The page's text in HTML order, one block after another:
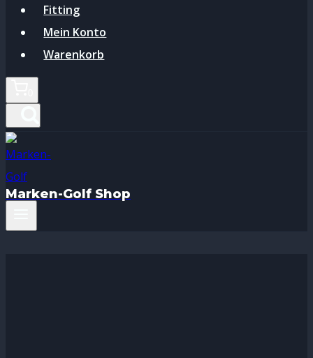
Fitting
Mein Konto
Warenkorb
Marken-Golf Shop